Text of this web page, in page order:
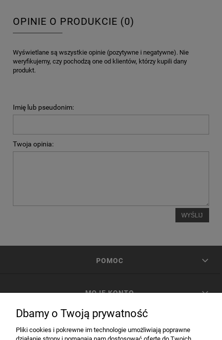
OPINIE O PRODUKCIE (0)
Wyświetlane są wszystkie opinie (pozytywne i negatywne). Nie
weryfikujemy, czy pochodzą one od klientów, którzy kupili dany
produkt.
Imię lub pseudonim:
Twoja opinia:
WYŚLIJ
POMOC
MOJE KONTO
Dbamy o Twoją prywatność
Pliki cookies i pokrewne im technologie umożliwiają poprawne